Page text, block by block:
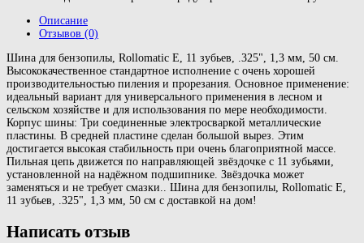
Описание
Отзывов (0)
Шина для бензопилы, Rollomatic E, 11 зубьев, .325", 1,3 мм, 50 см.
Высококачественное стандартное исполнение с очень хорошей
производительностью пиления и прорезания. Основное применение:
идеальный вариант для универсального применения в лесном и
сельском хозяйстве и для использования по мере необходимости.
Корпус шины: Три соединенные электросваркой металлические
пластины. В средней пластине сделан большой вырез. Этим
достигается высокая стабильность при очень благоприятной массе.
Пильная цепь движется по направляющей звёздочке с 11 зубьями,
установленной на надёжном подшипнике. Звёздочка может
заменяться и не требует смазки.. Шина для бензопилы, Rollomatic E,
11 зубьев, .325", 1,3 мм, 50 см с доставкой на дом!
Написать отзыв